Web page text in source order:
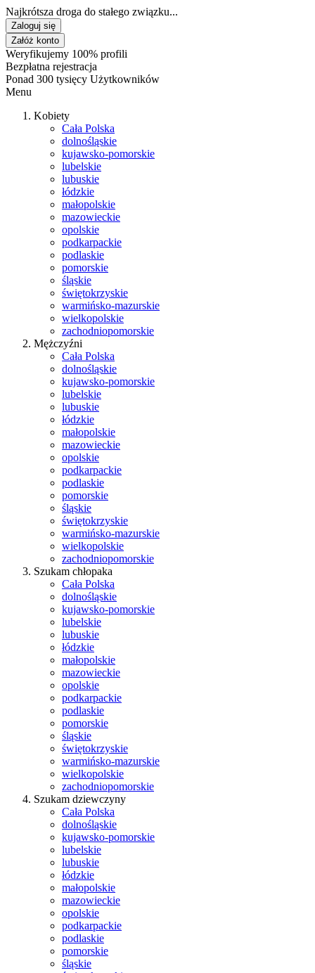
Najkrótsza droga do stałego związku...
Zaloguj się
Załóż konto
Weryfikujemy 100% profili
Bezpłatna rejestracja
Ponad 300 tysięcy Użytkowników
Menu
Kobiety
Cała Polska
dolnośląskie
kujawsko-pomorskie
lubelskie
lubuskie
łódzkie
małopolskie
mazowieckie
opolskie
podkarpackie
podlaskie
pomorskie
śląskie
świętokrzyskie
warmińsko-mazurskie
wielkopolskie
zachodniopomorskie
Mężczyźni
Cała Polska
dolnośląskie
kujawsko-pomorskie
lubelskie
lubuskie
łódzkie
małopolskie
mazowieckie
opolskie
podkarpackie
podlaskie
pomorskie
śląskie
świętokrzyskie
warmińsko-mazurskie
wielkopolskie
zachodniopomorskie
Szukam chłopaka
Cała Polska
dolnośląskie
kujawsko-pomorskie
lubelskie
lubuskie
łódzkie
małopolskie
mazowieckie
opolskie
podkarpackie
podlaskie
pomorskie
śląskie
świętokrzyskie
warmińsko-mazurskie
wielkopolskie
zachodniopomorskie
Szukam dziewczyny
Cała Polska
dolnośląskie
kujawsko-pomorskie
lubelskie
lubuskie
łódzkie
małopolskie
mazowieckie
opolskie
podkarpackie
podlaskie
pomorskie
śląskie